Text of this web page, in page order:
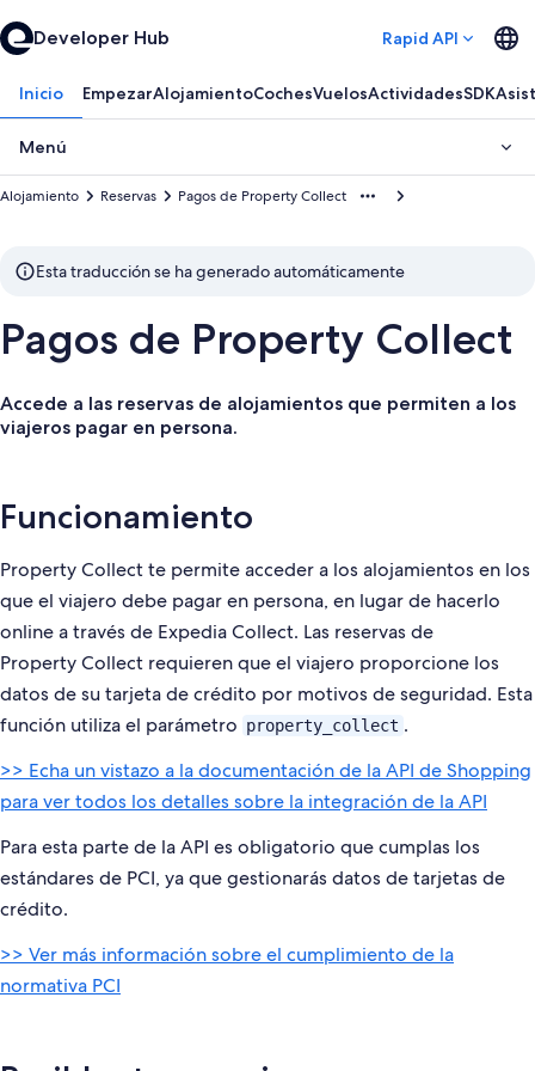
Developer Hub Rapid API
Inicio EmpezarAlojamientoCochesVuelosActividadesSDK
Menú
Pagos de Property Collect
Reservas
Alojamiento
Esta traducción se ha generado automáticamente
Pagos de Property Collect
Accede a las reservas de alojamientos que permiten a los
viajeros pagar en persona.
Funcionamiento
Property Collect te permite acceder a los alojamientos en los
que el viajero debe pagar en persona, en lugar de hacerlo
online a través de Expedia Collect. Las reservas de
Property Collect requieren que el viajero proporcione los
datos de su tarjeta de crédito por motivos de seguridad. Esta
función utiliza el parámetro property_collect .
>> Echa un vistazo a la documentación de la API de Shopping
para ver todos los detalles sobre la integración de la API
Para esta parte de la API es obligatorio que cumplas los
estándares de PCI, ya que gestionarás datos de tarjetas de
crédito.
>> Ver más información sobre el cumplimiento de la
normativa PCI